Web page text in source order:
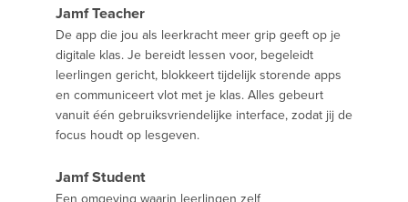
Jamf Teacher
De app die jou als leerkracht meer grip geeft op je
digitale klas. Je bereidt lessen voor, begeleidt
leerlingen gericht, blokkeert tijdelijk storende apps
en communiceert vlot met je klas. Alles gebeurt
vanuit één gebruiksvriendelijke interface, zodat jij de
focus houdt op lesgeven.
Jamf Student